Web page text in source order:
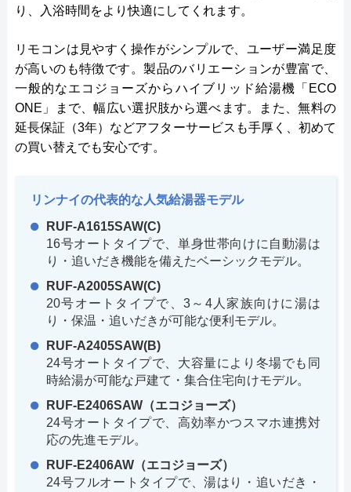
り、入浴時間をより快適にしてくれます。
リモコンは見やすく操作がシンプルで、ユーザー満足度
が高いのも特徴です。製品のバリエーションが豊富で、
一般的なエコジョーズからハイブリッド給湯機「ECO
ONE」まで、幅広い選択肢から選べます。また、無料の
延長保証（3年）などアフターサービスも手厚く、初めて
の買い替えでも安心です。
リンナイの代表的な人気給湯器モデル
RUF-A1615SAW(C)
16号オートタイプで、単身世帯向けに自動湯は
り・追いだき機能を備えたベーシックモデル。
RUF-A2005SAW(C)
20号オートタイプで、3～4人家族向けに湯は
り・保温・追いだきが可能な便利モデル。
RUF-A2405SAW(B)
24号オートタイプで、大容量により冬場でも同
時給湯が可能な戸建て・集合住宅向けモデル。
RUF-E2406SAW（エコジョーズ）
24号オートタイプで、高効率かつスマホ連携対
応の先進モデル。
RUF-E2406AW（エコジョーズ）
24号フルオートタイプで、湯はり・追いだき・